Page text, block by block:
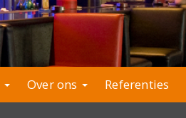
Over ons Referenties